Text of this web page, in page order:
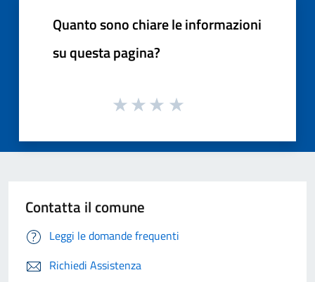
Quanto sono chiare le informazioni
su questa pagina?
Contatta il comune
Leggi le domande frequenti
Richiedi Assistenza